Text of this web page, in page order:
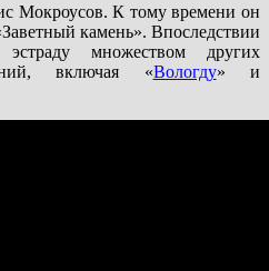
Мокроусов. К тому времени он
камень». Впоследствии
множеством других
включая «Вологду» и